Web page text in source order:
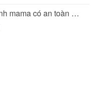
Băng vệ sinh mama có an toàn cho các...